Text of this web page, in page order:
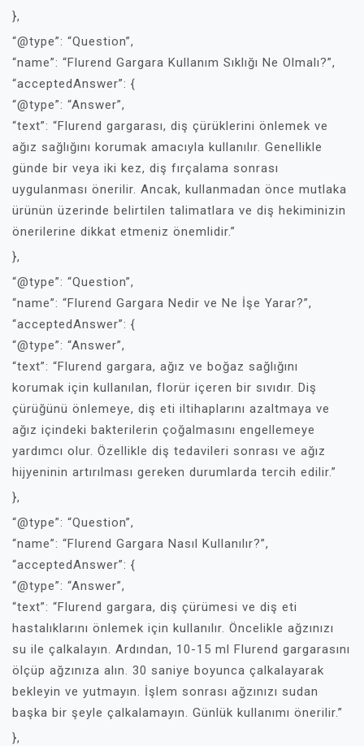
},
“@type”: “Question”,
“name”: “Flurend Gargara Kullanım Sıklığı Ne Olmalı?”,
“acceptedAnswer”: {
“@type”: “Answer”,
“text”: “Flurend gargarası, diş çürüklerini önlemek ve
ağız sağlığını korumak amacıyla kullanılır. Genellikle
günde bir veya iki kez, diş fırçalama sonrası
uygulanması önerilir. Ancak, kullanmadan önce mutlaka
ürünün üzerinde belirtilen talimatlara ve diş hekiminizin
önerilerine dikkat etmeniz önemlidir.”
},
“@type”: “Question”,
“name”: “Flurend Gargara Nedir ve Ne İşe Yarar?”,
“acceptedAnswer”: {
“@type”: “Answer”,
“text”: “Flurend gargara, ağız ve boğaz sağlığını
korumak için kullanılan, florür içeren bir sıvıdır. Diş
çürüğünü önlemeye, diş eti iltihaplarını azaltmaya ve
ağız içindeki bakterilerin çoğalmasını engellemeye
yardımcı olur. Özellikle diş tedavileri sonrası ve ağız
hijyeninin artırılması gereken durumlarda tercih edilir.”
},
“@type”: “Question”,
“name”: “Flurend Gargara Nasıl Kullanılır?”,
“acceptedAnswer”: {
“@type”: “Answer”,
“text”: “Flurend gargara, diş çürümesi ve diş eti
hastalıklarını önlemek için kullanılır. Öncelikle ağzınızı
su ile çalkalayın. Ardından, 10-15 ml Flurend gargarasını
ölçüp ağzınıza alın. 30 saniye boyunca çalkalayarak
bekleyin ve yutmayın. İşlem sonrası ağzınızı sudan
başka bir şeyle çalkalamayın. Günlük kullanımı önerilir.”
},